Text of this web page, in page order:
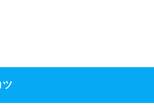
ツ